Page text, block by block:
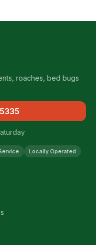
roaches, bed bugs
Locally Operated